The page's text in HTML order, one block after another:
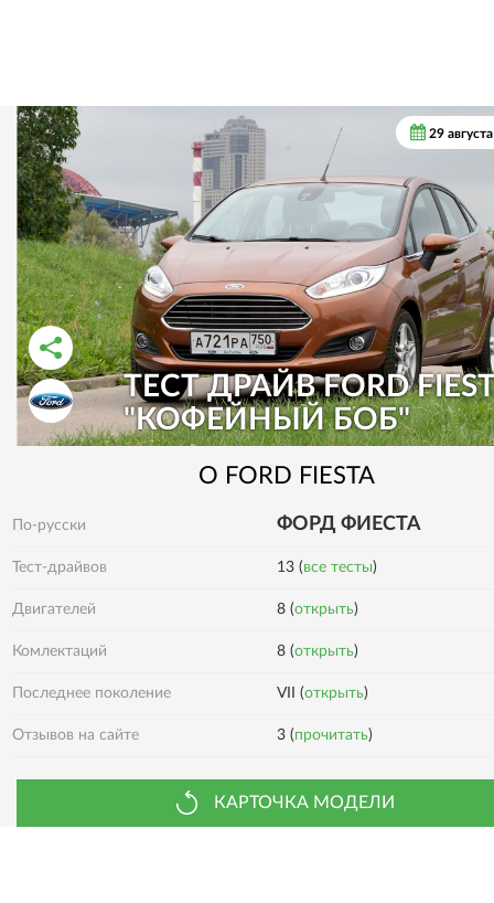
ТЕСТ ДРАЙВ FORD
"КОФЕЙНЫЙ БОБ"
29
РАССКАЗАТЬ ВО ВКОНТАКТЕ
РАССКАЗАТЬ В ОДНОКЛАССНИКАХ
О FORD FIESTA
По-русски ФОРД ФИЕСТА
Тест-драйвов 13 (все тесты)
Двигателей 8 (открыть)
Комлектаций 8 (открыть)
Последнее поколение VII (открыть)
Отзывов на сайте 3 (прочитать)
КАРТОЧКА МОДЕЛИ